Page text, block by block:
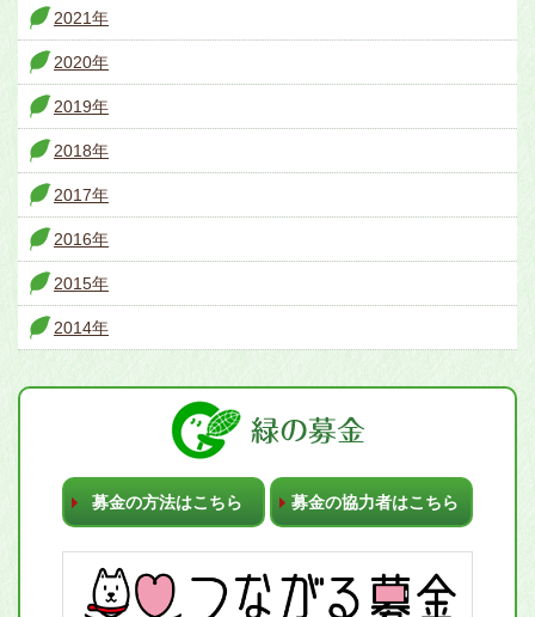
2021年
2020年
2019年
2018年
2017年
2016年
2015年
2014年
募金の方法はこちら 募金の協力者はこちら